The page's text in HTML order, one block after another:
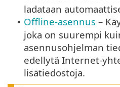
ladataan
• Offline-asennus –
joka on suurempi
asennusohjelman
edellytä Internet-
lisätiedostoja.